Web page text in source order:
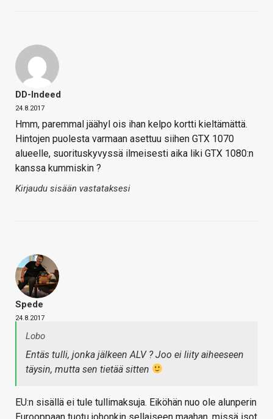
DD-Indeed
24.8.2017
Hmm, paremmal jäähyl ois ihan kelpo kortti kieltämättä.
Hintojen puolesta varmaan asettuu siihen GTX 1070
alueelle, suorituskyvyssä ilmeisesti aika liki GTX 1080:n
kanssa kummiskin ?
Kirjaudu sisään vastataksesi
Spede
24.8.2017
Lobo
Entäs tulli, jonka jälkeen ALV ? Joo ei liity aiheeseen
täysin, mutta sen tietää sitten
EU:n sisällä ei tule tullimaksuja. Eiköhän nuo ole alunperin
Eurooppaan tuotu johonkin sellaiseen maahan, missä isot